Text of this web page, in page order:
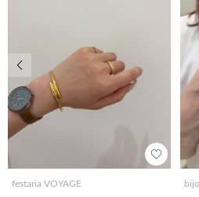
festaria VOYAGE
前の画像